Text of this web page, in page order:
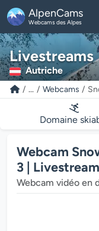
AlpenCams
Webcams des Alpes
Livestreams
Autriche
... Webcams
Domaine
Webcam
3 |
Webcam vidéo en